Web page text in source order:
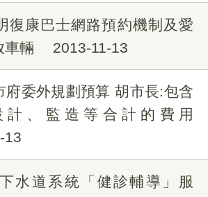
復康巴士網路預約機制及愛
車輛
2013-11-13
府委外規劃預算 胡市長:包含
計、監造等合計的費用
13
水道系統「健診輔導」服